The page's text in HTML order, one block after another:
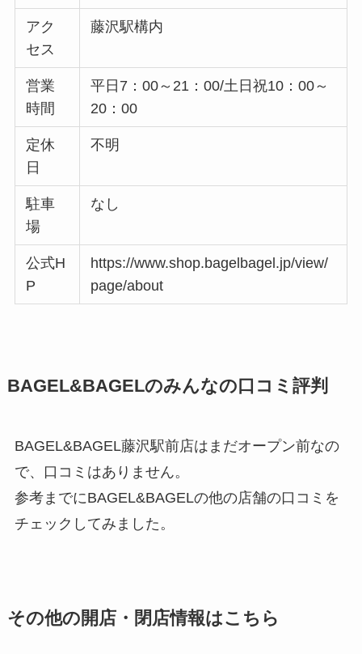
アク
セス
藤沢駅構内
営業
時間
平日7：00～21：00/土日祝10：00～
20：00
定休
日
不明
駐車
場
なし
公式H
P
https://www.shop.bagelbagel.jp/view/
page/about
BAGEL&BAGELのみんなの口コミ評判
BAGEL&BAGEL藤沢駅前店はまだオープン前なの
で、口コミはありません。
参考までにBAGEL&BAGELの他の店舗の口コミを
チェックしてみました。
その他の開店・閉店情報はこちら